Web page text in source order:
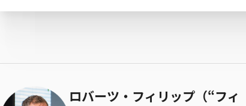
ロバーツ・フィリップ（“フィ